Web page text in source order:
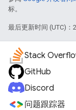
标。
最后更新时间 (UTC)：
Stack
GitHub
Discord
问题跟踪器